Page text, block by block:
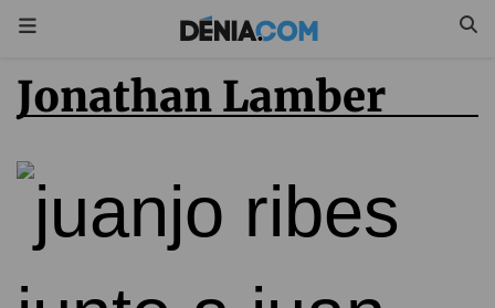
Jonathan Lamber